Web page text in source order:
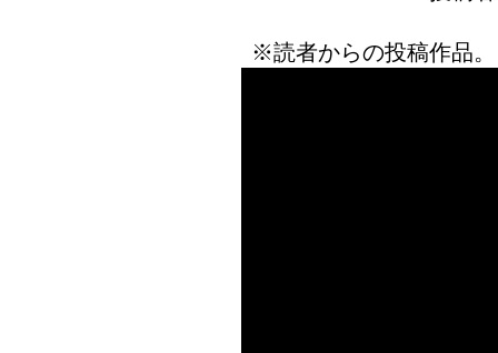
※読者からの投稿作品